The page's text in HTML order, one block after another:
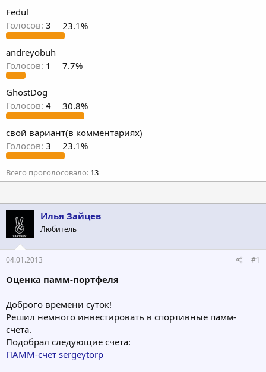
ы
а
Fedul
Голосов: 3 23.1%
andreyobuh
Голосов: 1 7.7%
GhostDog
Голосов: 4 30.8%
свой вариант(в комментариях)
Голосов: 3 23.1%
Всего проголосовало 13
Илья Зайцев
Любитель
04.01.2013 #1
Оценка памм-портфеля
Доброго времени суток!
Решил немного инвестировать в спортивные памм-
счета.
Подобрал следующие счета:
ПАММ-счет sergeytorp